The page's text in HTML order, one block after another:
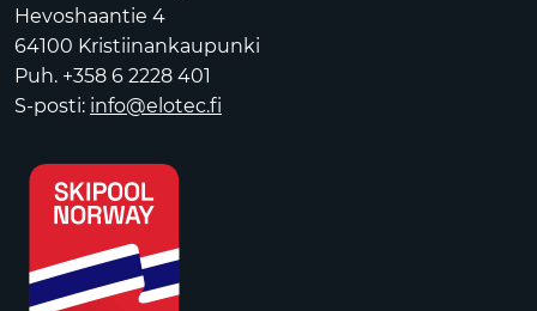
Hevoshaantie 4
64100 Kristiinankaupunki
Puh. +358 6 2228 401
S-posti: info@elotec.fi